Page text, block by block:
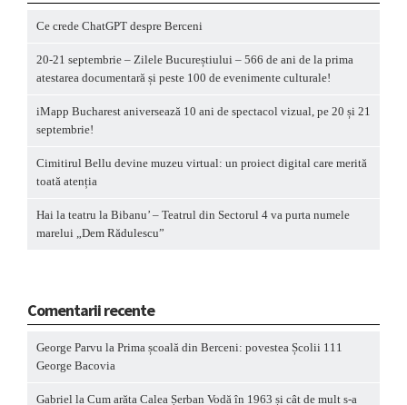
Ce crede ChatGPT despre Berceni
20-21 septembrie – Zilele Bucureștiului – 566 de ani de la prima
atestarea documentară și peste 100 de evenimente culturale!
iMapp Bucharest aniversează 10 ani de spectacol vizual, pe 20 și 21
septembrie!
Cimitirul Bellu devine muzeu virtual: un proiect digital care merită
toată atenția
Hai la teatru la Bibanu’ – Teatrul din Sectorul 4 va purta numele
marelui „Dem Rădulescu”
Comentarii recente
George Parvu la Prima școală din Berceni: povestea Școlii 111
George Bacovia
Gabriel la Cum arăta Calea Șerban Vodă în 1963 și cât de mult s-a